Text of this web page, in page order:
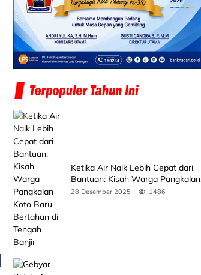
Ketika Air Naik Lebih Cepat dari
Bantuan: Kisah Warga Pangkalan
Koto Baru Bertahan di Tengah
28 Desember 2025 1486